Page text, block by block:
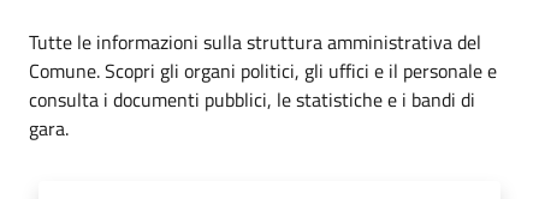
Tutte le informazioni sulla struttura amministrativa del
Comune. Scopri gli organi politici, gli uffici e il personale e
consulta i documenti pubblici, le statistiche e i bandi di
gara.